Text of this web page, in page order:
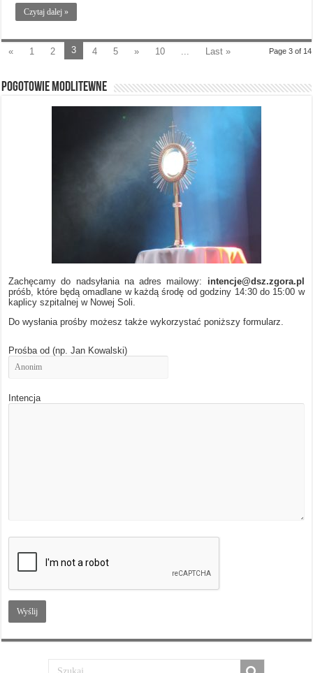
Czytaj dalej »
Page 3 of 14
« 1 2 3 4 5 » 10 ... Last »
POGOTOWIE MODLITEWNE
Zachęcamy do nadsyłania na adres mailowy: intencje@dsz.zgora.pl
próśb, które będą omadlane w każdą środę od godziny 14:30 do 15:00 w
kaplicy szpitalnej w Nowej Soli.
Do wysłania prośby możesz także wykorzystać poniższy formularz.
Prośba od (np. Jan Kowalski)
Intencja